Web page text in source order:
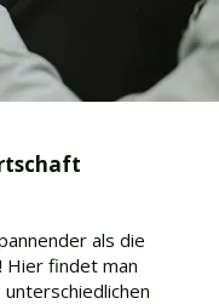
als die
Hier findet man